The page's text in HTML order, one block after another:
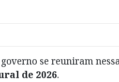
se reuniram
de 2026.